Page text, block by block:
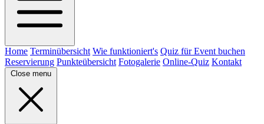
Home Terminübersicht Wie funktioniert's Quiz für Event buchen
Reservierung Punkteübersicht Fotogalerie Online-Quiz Kontakt
Close menu